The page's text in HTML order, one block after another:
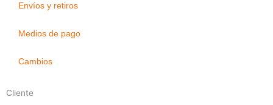
Envíos y retiros
Medios de pago
Cambios
Cliente